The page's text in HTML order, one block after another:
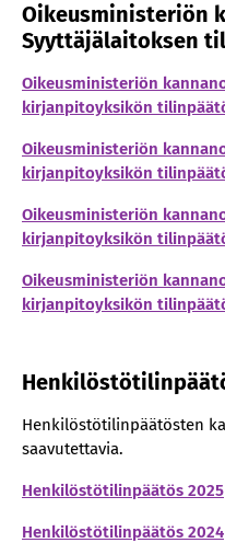
Oikeusministeriön
Syyttäjälaitoksen
Oikeusministeriön
kirjanpitoyksikön
Oikeusministeriön
kirjanpitoyksikön
Oikeusministeriön
kirjanpitoyksikön
Oikeusministeriön
kirjanpitoyksikön
Henkilöstötilinpäätösten
saavutettavia.
Henkilöstötilinpäätös 2025
Henkilöstötilinpäätös 2024